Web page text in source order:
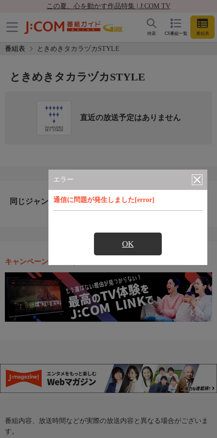
この夏、心を動かす作品特集 | J:COM TV
CS番組一覧 番組表
検索
番組表 ときめきタカラヅカSTYLE
エラー
通信に問題が発生しました[error]
OK
ときめきタカラヅカSTYLE
直近の放送予定はありません
同じジャンルのおすすめ番組
キャンペーン・お得な情報
番組内容、放送時間などが実際の放送内容と異なる場合がございま
す。